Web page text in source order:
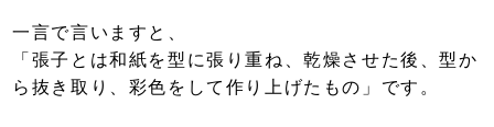
一言で言いますと、
「張子とは和紙を型に張り重ね、乾燥させた後、型か
ら抜き取り、彩色をして作り上げたもの」です。